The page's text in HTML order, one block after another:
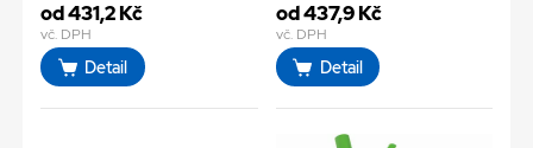
od 431,2 Kč
vč. DPH
Detail
od 437,9 Kč
vč. DPH
Detail